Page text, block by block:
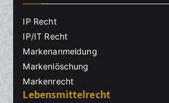
IP Recht
IP/IT Recht
Markenanmeldung
Markenlöschung
Markenrecht
Lebensmittelrecht